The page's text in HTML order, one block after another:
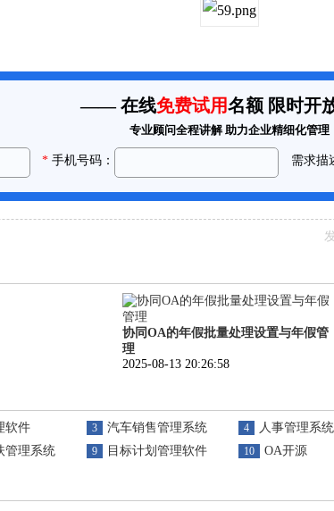
协同OA的年假批量处理设置与年假管
理
2025-08-13 20:26:58
软件 3 汽车销售管理系统 4 人事管理系统
管理系统 9 目标计划管理软件 10 OA开源